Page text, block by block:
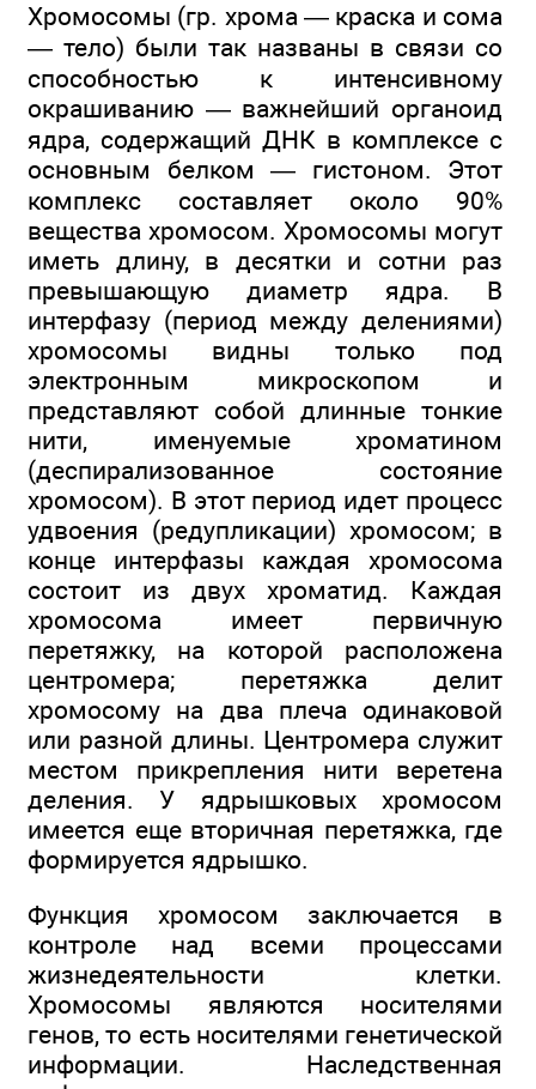
Хромосомы (гр. хрома — краска и сома
— тело) были так названы в связи со
способностью к интенсивному
окрашиванию — важнейший органоид
ядра, содержащий ДНК в комплексе с
основным белком — гистоном. Этот
комплекс составляет около 90%
вещества хромосом. Хромосомы могут
иметь длину, в десятки и сотни раз
превышающую диаметр ядра. В
интерфазу (период между делениями)
хромосомы видны только под
электронным микроскопом и
представляют собой длинные тонкие
нити, именуемые хроматином
(деспирализованное состояние
хромосом). В этот период идет процесс
удвоения (редупликации) хромосом; в
конце интерфазы каждая хромосома
состоит из двух хроматид. Каждая
хромосома имеет первичную
перетяжку, на которой расположена
центромера; перетяжка делит
хромосому на два плеча одинаковой
или разной длины. Центромера служит
местом прикрепления нити веретена
деления. У ядрышковых хромосом
имеется еще вторичная перетяжка, где
формируется ядрышко.
Функция хромосом заключается в
контроле над всеми процессами
жизнедеятельности клетки.
Хромосомы являются носителями
генов, то есть носителями генетической
информации. Наследственная